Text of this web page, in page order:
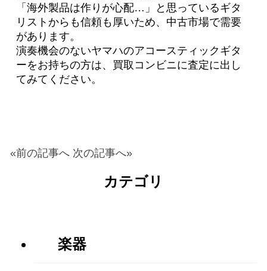
「海外製品は作りが心配…」と思っているギタ
リストからも信頼も厚いため、中古市場で需要
があります。
演奏機会のないヤマハのアコースティックギタ
ーをお持ちの方は、買取コンビニに査定に出し
てみてください。
«前の記事へ 次の記事へ»
カテゴリ
楽器